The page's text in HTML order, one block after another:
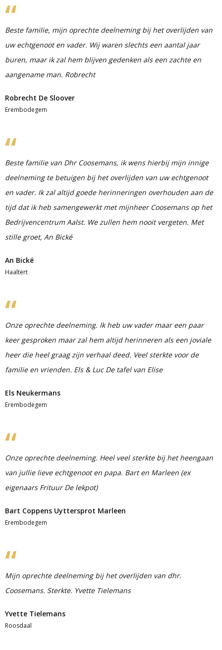
Beste familie, mijn oprechte deelneming bij het overlijden van
uw echtgenoot en vader. Wij waren slechts een aantal jaar
buren, maar ik zal hem blijven gedenken als een zachte en
aangename man. Robrecht
Robrecht De Sloover
Erembodegem
Beste familie van Dhr Coosemans, ik wens hierbij mijn innige
deelneming te betuigen bij het overlijden van uw echtgenoot
en vader. Ik zal altijd goede herinneringen overhouden aan de
tijd dat ik heb samengewerkt met mijnheer Coosemans op het
Bedrijvencentrum Aalst. We zullen hem nooit vergeten. Met
stille groet, An Bické
An Bické
Haaltert
Onze oprechte deelneming. Ik heb uw vader maar een paar
keer gesproken maar zal hem altijd herinneren als een joviale
heer die heel graag zijn verhaal deed. Veel sterkte voor de
familie en vrienden. Els & Luc De tafel van Elise
Els Neukermans
Erembodegem
Onze oprechte deelneming. Heel veel sterkte bij het heengaan
van jullie lieve echtgenoot en papa. Bart en Marleen (ex
eigenaars Frituur De lekpot)
Bart Coppens Uyttersprot Marleen
Erembodegem
Mijn oprechte deelneming bij het overlijden van dhr.
Coosemans. Sterkte. Yvette Tielemans
Yvette Tielemans
Roosdaal